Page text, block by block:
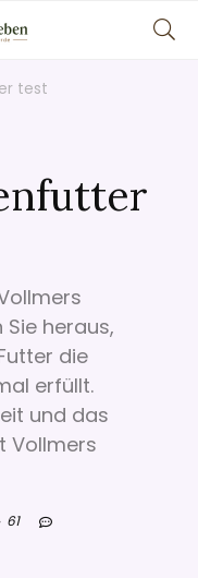
test
heraus,
die
erfüllt.
und das
Vollmers
61